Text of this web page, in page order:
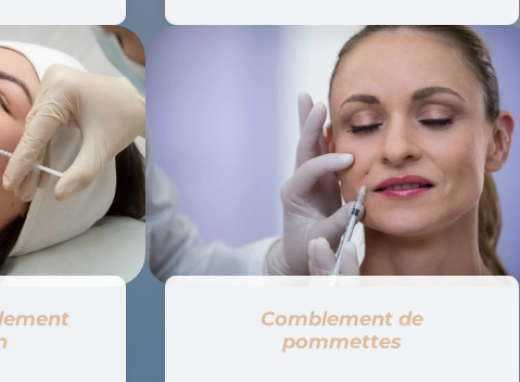
Comblement de
pommettes